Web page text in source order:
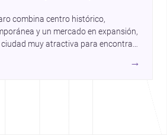
combina centro histórico,
y un mercado en expansión,
ciudad muy atractiva para encontrar
→